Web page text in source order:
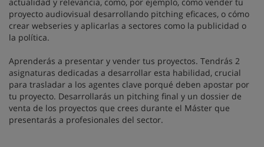
proyecto audiovisual desarrollando pitching eficaces, o cómo
crear webseries y aplicarlas a sectores como la publicidad o
la política.
Aprenderás a presentar y vender tus proyectos. Tendrás 2
asignaturas dedicadas a desarrollar esta habilidad, crucial
para trasladar a los agentes clave porqué deben apostar por
tu proyecto. Desarrollarás un pitching final y un dossier de
venta de los proyectos que crees durante el Máster que
presentarás a profesionales del sector.